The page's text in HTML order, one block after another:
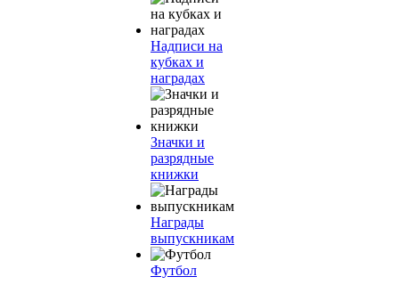
Надписи на
кубках и
наградах
Значки и
разрядные
книжки
Награды
выпускникам
Футбол